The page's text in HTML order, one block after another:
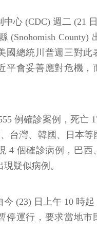
中心 (CDC) 週二 (21
(Snohomish County)
國總統川普週三對此
平會妥善應對危機，
例確診案例，死亡
台灣、韓國、日本等
4 個確診病例，巴西
疑似病例。
今 (23) 日上午 10 時
停運行，要求當地市